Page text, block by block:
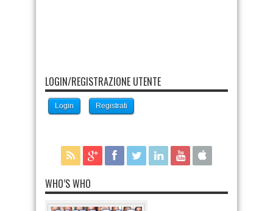
LOGIN/REGISTRAZIONE UTENTE
Login Registrati
WHO’S WHO